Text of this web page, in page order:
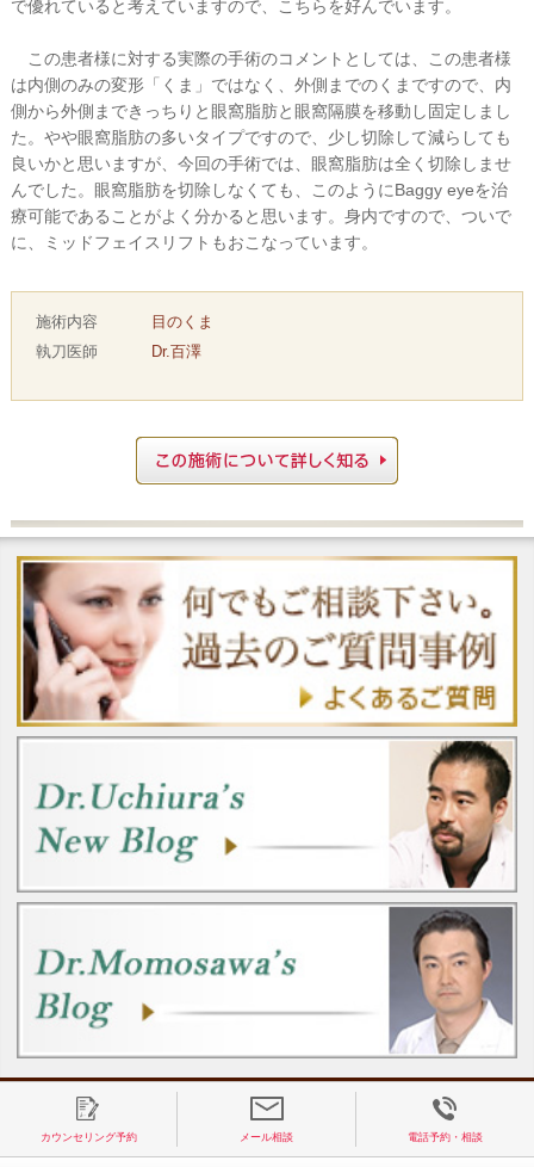
で優れていると考えていますので、こちらを好んでいます。
この患者様に対する実際の手術のコメントとしては、この患者様
は内側のみの変形「くま」ではなく、外側までのくまですので、内
側から外側まできっちりと眼窩脂肪と眼窩隔膜を移動し固定しまし
た。やや眼窩脂肪の多いタイプですので、少し切除して減らしても
良いかと思いますが、今回の手術では、眼窩脂肪は全く切除しませ
んでした。眼窩脂肪を切除しなくても、このようにBaggy eyeを治
療可能であることがよく分かると思います。身内ですので、ついで
に、ミッドフェイスリフトもおこなっています。
施術内容
目のくま
執刀医師
Dr.百澤
カウンセリング予約 メール相談 電話予約・相談